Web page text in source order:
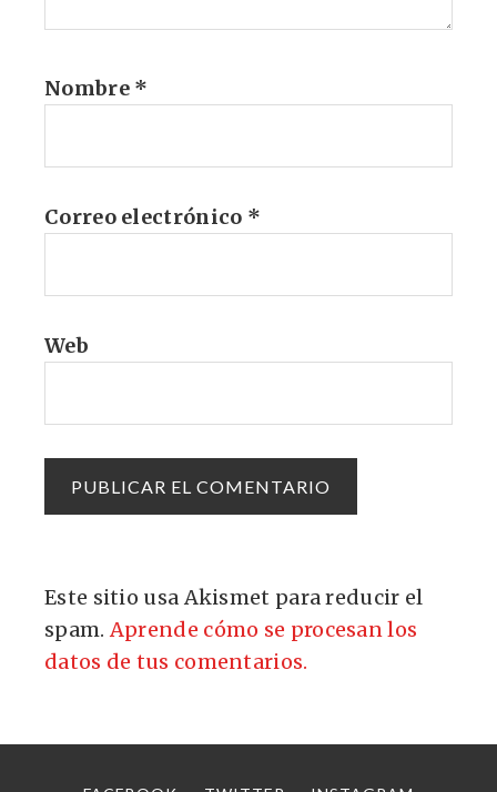
Nombre *
Correo electrónico *
Web
Este sitio usa Akismet para reducir el
spam.Aprende cómo se procesan los
datos de tus comentarios.